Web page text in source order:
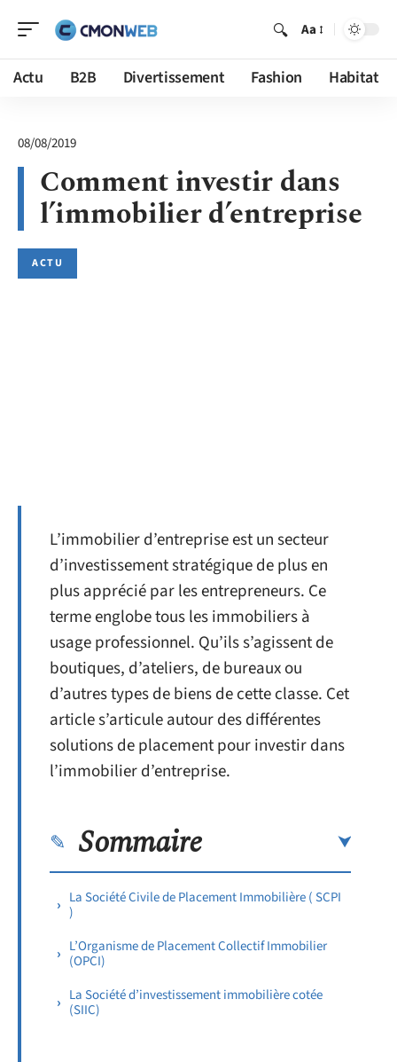
Aa
Actu B2B Divertissement Fashion Habitat
08/08/2019
Comment investir dans
l’immobilier d’entreprise
ACTU
L’immobilier d’entreprise est un secteur
d’investissement stratégique de plus en
plus apprécié par les entrepreneurs. Ce
terme englobe tous les immobiliers à
usage professionnel. Qu’ils s’agissent de
boutiques, d’ateliers, de bureaux ou
d’autres types de biens de cette classe. Cet
article s’articule autour des différentes
solutions de placement pour investir dans
l’immobilier d’entreprise.
Sommaire
La Société Civile de Placement Immobilière ( SCPI
)
L’Organisme de Placement Collectif Immobilier
(OPCI)
La Société d’investissement immobilière cotée
(SIIC)